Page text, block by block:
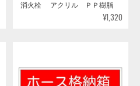
消火栓 アクリル ＰＰ樹脂
¥1,320